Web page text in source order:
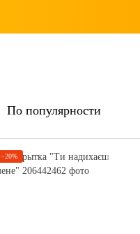
По популярности
−20%